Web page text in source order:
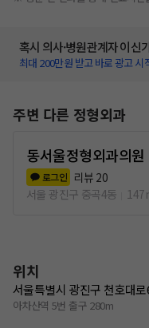
혹시 의사·병원관계자 이신
최대 200만원 받고 바로 광고 시
주변 다른 정형외과
동서울정형외과의원
로그인 리뷰 20
서울 광진구 중곡4동
위치
서울특별시 광진구 천호대로
아차산역 5번 출구 280m